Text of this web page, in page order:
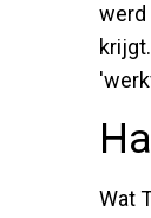
werd
Wat